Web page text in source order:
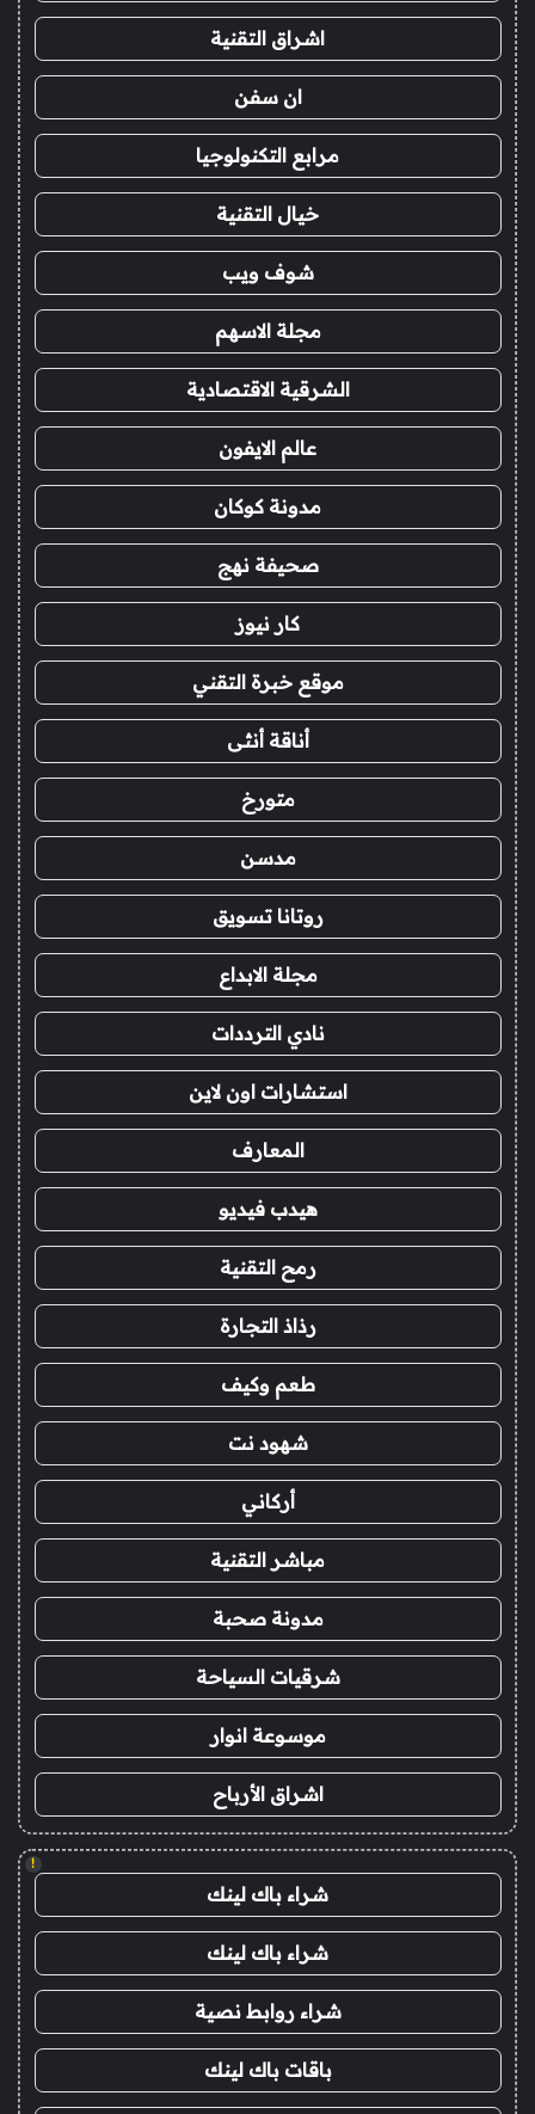
اشراق التقنية
ان سفن
مرابع التكنولوجيا
خيال التقنية
شوف ويب
مجلة الاسهم
الشرقية الاقتصادية
عالم الايفون
مدونة كوكان
صحيفة نهج
كار نيوز
موقع خبرة التقني
أناقة أنثى
متورخ
مدسن
روتانا تسويق
مجلة الابداع
نادي الترددات
استشارات اون لاين
المعارف
هيدب فيديو
رمح التقنية
رذاذ التجارة
طعم وكيف
شهود نت
أركاني
مباشر التقنية
مدونة صحبة
شرقيات السياحة
موسوعة انوار
اشراق الأرباح
!
شراء باك لينك
شراء باك لينك
شراء روابط نصية
باقات باك لينك